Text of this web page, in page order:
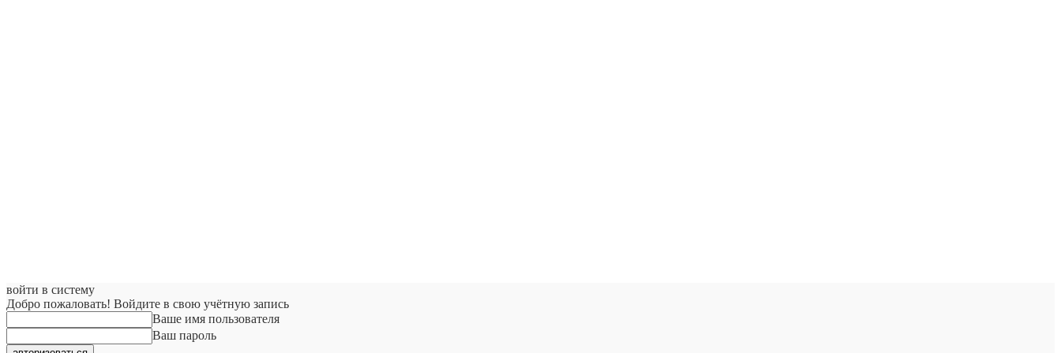
войти в систему
Добро пожаловать! Войдите в свою учётную запись
Ваше имя пользователя
Ваш пароль